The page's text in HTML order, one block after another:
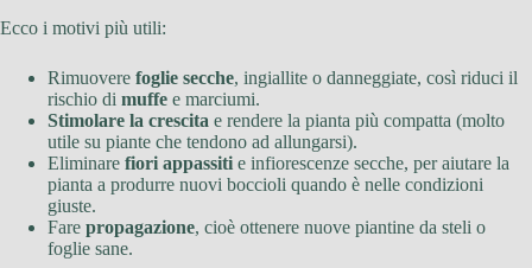
Ecco i motivi più utili:
Rimuovere foglie secche, ingiallite o danneggiate, così riduci il
rischio di muffe e marciumi.
Stimolare la crescita e rendere la pianta più compatta (molto
utile su piante che tendono ad allungarsi).
Eliminare fiori appassiti e infiorescenze secche, per aiutare la
pianta a produrre nuovi boccioli quando è nelle condizioni
giuste.
Fare propagazione, cioè ottenere nuove piantine da steli o
foglie sane.